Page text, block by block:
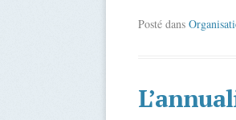
Posté dans